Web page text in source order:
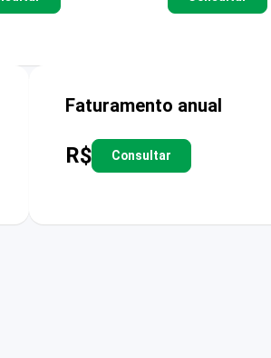
Faturamento anual
R$ Consultar